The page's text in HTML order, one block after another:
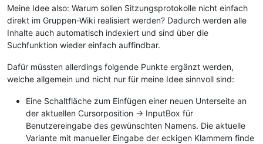
Meine Idee also: Warum sollen Sitzungsprotokolle nicht einfach
direkt im Gruppen-Wiki realisiert werden? Dadurch werden alle
Inhalte auch automatisch indexiert und sind über die
Suchfunktion wieder einfach auffindbar.
Dafür müssten allerdings folgende Punkte ergänzt werden,
welche allgemein und nicht nur für meine Idee sinnvoll sind:
Eine Schaltfläche zum Einfügen einer neuen Unterseite an
der aktuellen Cursorposition -> InputBox für
Benutzereingabe des gewünschten Namens. Die aktuelle
Variante mit manueller Eingabe der eckigen Klammern finde